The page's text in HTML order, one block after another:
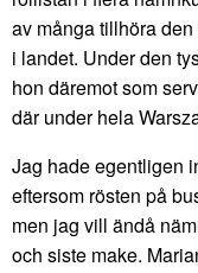
av många tillhöra
i landet. Under den
hon däremot som
där under hela
Jag hade egentligen
eftersom rösten på
men jag vill ändå
och siste make.